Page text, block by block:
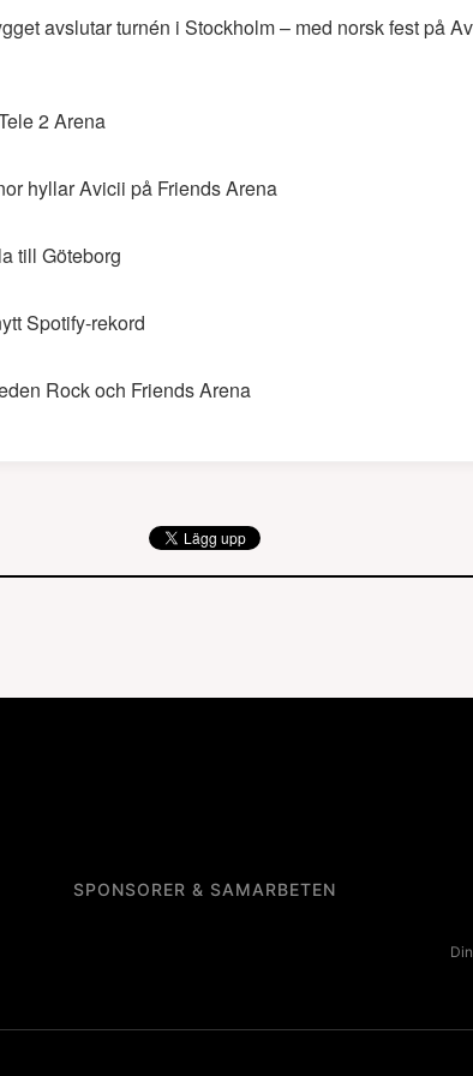
avslutar turnén i Stockholm – med norsk fest på
2 Arena
hyllar Avicii på Friends Arena
till Göteborg
Spotify-rekord
Rock och Friends Arena
SPONSORER & SAMARBETEN